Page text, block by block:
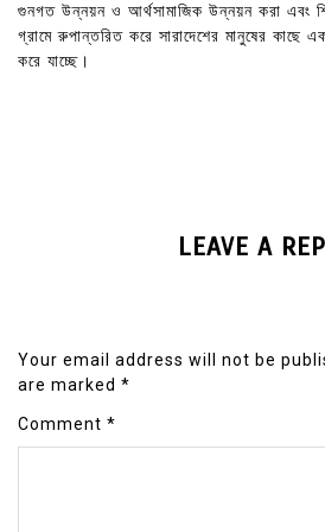
গুনগত উন্নয়ন ও আর্থসামাজিক উন্নয়ন করা এবং
গ্রামে রুপান্তরিত করে সারাদেশের মানুষের কাছে
করে যাচ্ছে।
LEAVE A
Your email address will not be
are marked *
Comment *